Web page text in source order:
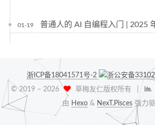
01-19 普通人的 AI 自编程入门 | 2025
浙ICP备18041571号-2
浙公安备
© 2019 – 2026 草梅友仁版权所有
由 Hexo & NexT.Pisces 强力